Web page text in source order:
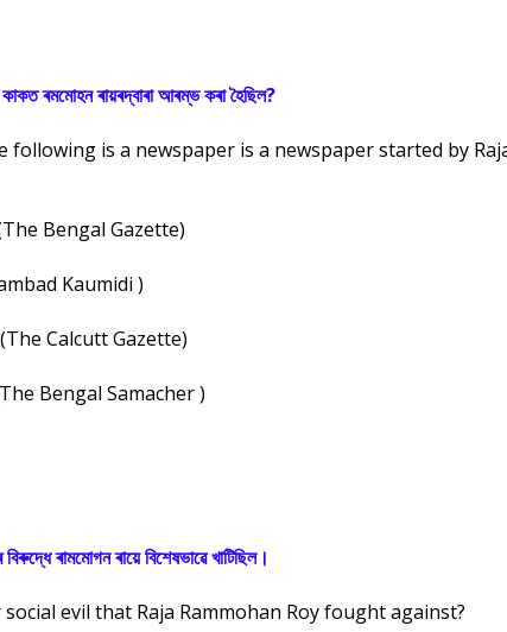
ৰমমোহন ৰায়ৰদ্বাৰা আৰম্ভ কৰা হৈছিল?
following is a newspaper is a newspaper started by
(The Bengal Gazette)
Kaumidi )
(The Calcutt Gazette)
(The Bengal Samacher )
ৰামমোগন ৰায়ে বিশেষভাৱে খাটিছিল।
evil that Raja Rammohan Roy fought against?